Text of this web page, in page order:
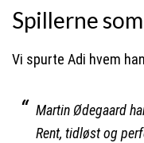
Spillerne
Vi spurte Adi hvem
Martin Ødegaard
Rent, tidløst og